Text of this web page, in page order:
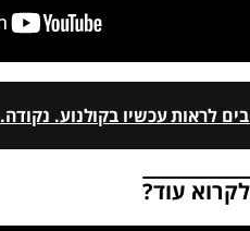
לראות עכשיו בקולנוע. נקודה.
עוד?